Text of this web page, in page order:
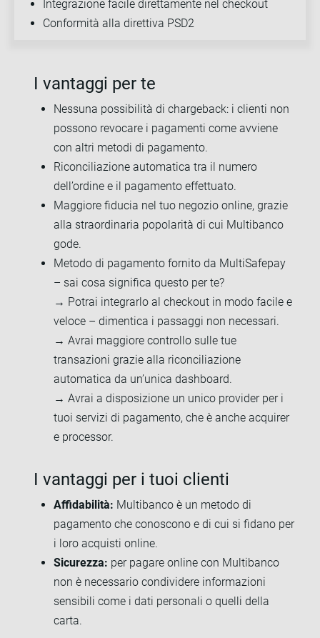
Integrazione facile direttamente nel checkout
Conformità alla direttiva PSD2
I vantaggi per te
Nessuna possibilità di chargeback: i clienti non
possono revocare i pagamenti come avviene
con altri metodi di pagamento.
Riconciliazione automatica tra il numero
dell’ordine e il pagamento effettuato.
Maggiore fiducia nel tuo negozio online, grazie
alla straordinaria popolarità di cui Multibanco
gode.
Metodo di pagamento fornito da MultiSafepay
– sai cosa significa questo per te?
→ Potrai integrarlo al checkout in modo facile e
veloce – dimentica i passaggi non necessari.
→ Avrai maggiore controllo sulle tue
transazioni grazie alla riconciliazione
automatica da un’unica dashboard.
→ Avrai a disposizione un unico provider per i
tuoi servizi di pagamento, che è anche acquirer
e processor.
I vantaggi per i tuoi clienti
Affidabilità: Multibanco è un metodo di
pagamento che conoscono e di cui si fidano per
i loro acquisti online.
Sicurezza: per pagare online con Multibanco
non è necessario condividere informazioni
sensibili come i dati personali o quelli della
carta.